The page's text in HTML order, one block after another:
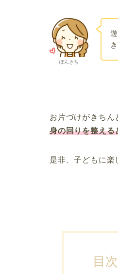
ぽんきち
お片づけがきちん
身の回りを整える
是非、子どもに楽
目次